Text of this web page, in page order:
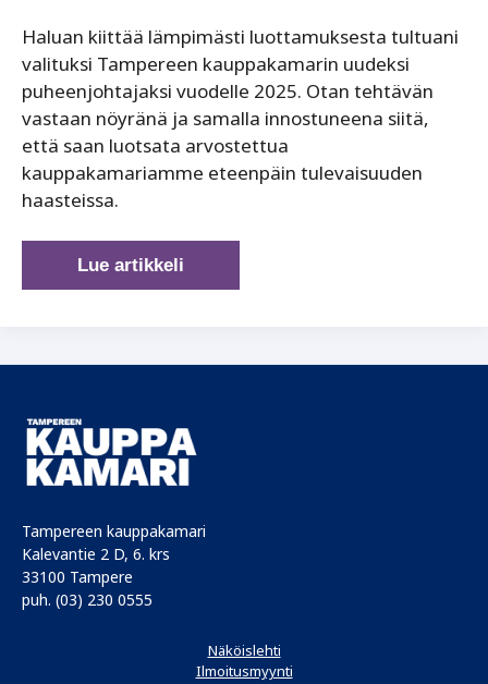
Haluan kiittää lämpimästi luottamuksesta tultuani
valituksi Tampereen kauppakamarin uudeksi
puheenjohtajaksi vuodelle 2025. Otan tehtävän
vastaan nöyränä ja samalla innostuneena siitä,
että saan luotsata arvostettua
kauppakamariamme eteenpäin tulevaisuuden
haasteissa.
Vaikuttavia
kohtaamisia
Lue artikkeli
Tampereen kauppakamari
Kalevantie 2 D, 6. krs
33100 Tampere
puh. (03) 230 0555
Näköislehti
Ilmoitusmyynti